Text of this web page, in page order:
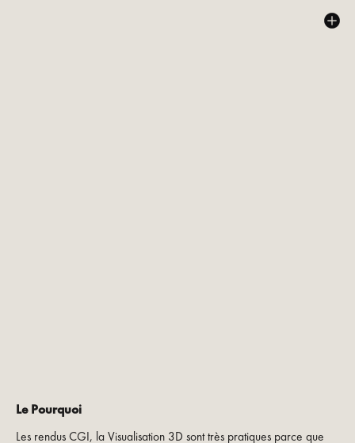
Le Pourquoi
Les rendus CGI, la Visualisation 3D sont très pratiques parce que